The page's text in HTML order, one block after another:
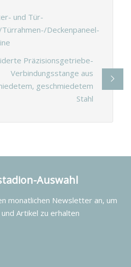
und Tür-
Deckenpaneel-
Präzisionsgetriebe-
Verbindungsstange aus
geschmiedetem
Stahl
Auswahl
monatlichen Newsletter an, um
Artikel zu erhalten